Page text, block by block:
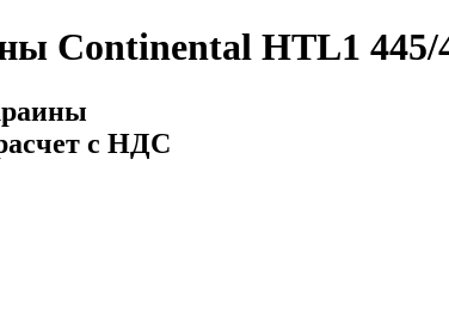
Continental HTL1 445/
с НДС